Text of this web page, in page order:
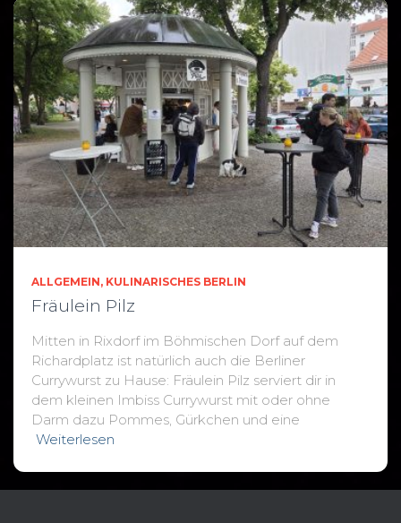
ALLGEMEIN KULINARISCHES BERLIN
Fräulein Pilz
Mitten in Rixdorf im Böhmischen Dorf auf dem
Richardplatz ist natürlich auch die Berliner
Currywurst zu Hause: Fräulein Pilz serviert dir in
dem kleinen Imbiss Currywurst mit oder ohne
Darm dazu Pommes, Gürkchen und eine
Weiterlesen